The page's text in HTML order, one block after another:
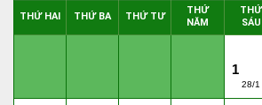
THỨ HAI THỨ BA THỨ TƯ
THỨ
NĂM
THỨ
SÁU
1
28/1